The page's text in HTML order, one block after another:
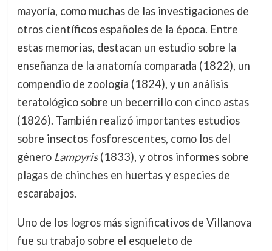
mayoría, como muchas de las investigaciones de
otros científicos españoles de la época. Entre
estas memorias, destacan un estudio sobre la
enseñanza de la anatomía comparada (1822), un
compendio de zoología (1824), y un análisis
teratológico sobre un becerrillo con cinco astas
(1826). También realizó importantes estudios
sobre insectos fosforescentes, como los del
género Lampyris(1833), y otros informes sobre
plagas de chinches en huertas y especies de
escarabajos.
Uno de los logros más significativos de Villanova
fue su trabajo sobre el esqueleto de